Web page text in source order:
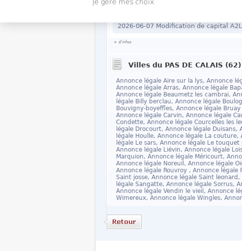
2026-06-13 SCI - Société Civile - SCM
2026-06-07 Modification de capital
+ d'infos
Villes du PAS DE CALAIS (62)
Annonce légale Aire sur la lys, Annonce
Annonce légale Arras, Annonce légale
Annonce légale Beaumetz les cambrai,
légale Billy berclau, Annonce légale
Bouvigny-boyeffles, Annonce légale
Annonce légale Carvin, Annonce légale
Condette, Annonce légale Courcelles les
légale Drocourt, Annonce légale
légale Houlle, Annonce légale La
légale Le sars, Annonce légale Le
Annonce légale Liévin, Annonce légale
Marquion, Annonce légale Méricourt,
Annonce légale Noreuil, Annonce légale
Annonce légale Rouvroy , Annonce légale
Saint josse, Annonce légale Saint
légale Sangatte, Annonce légale Sorrus,
Annonce légale Vendin le vieil, Annonce
Wimereux, Annonce légale Wingles,